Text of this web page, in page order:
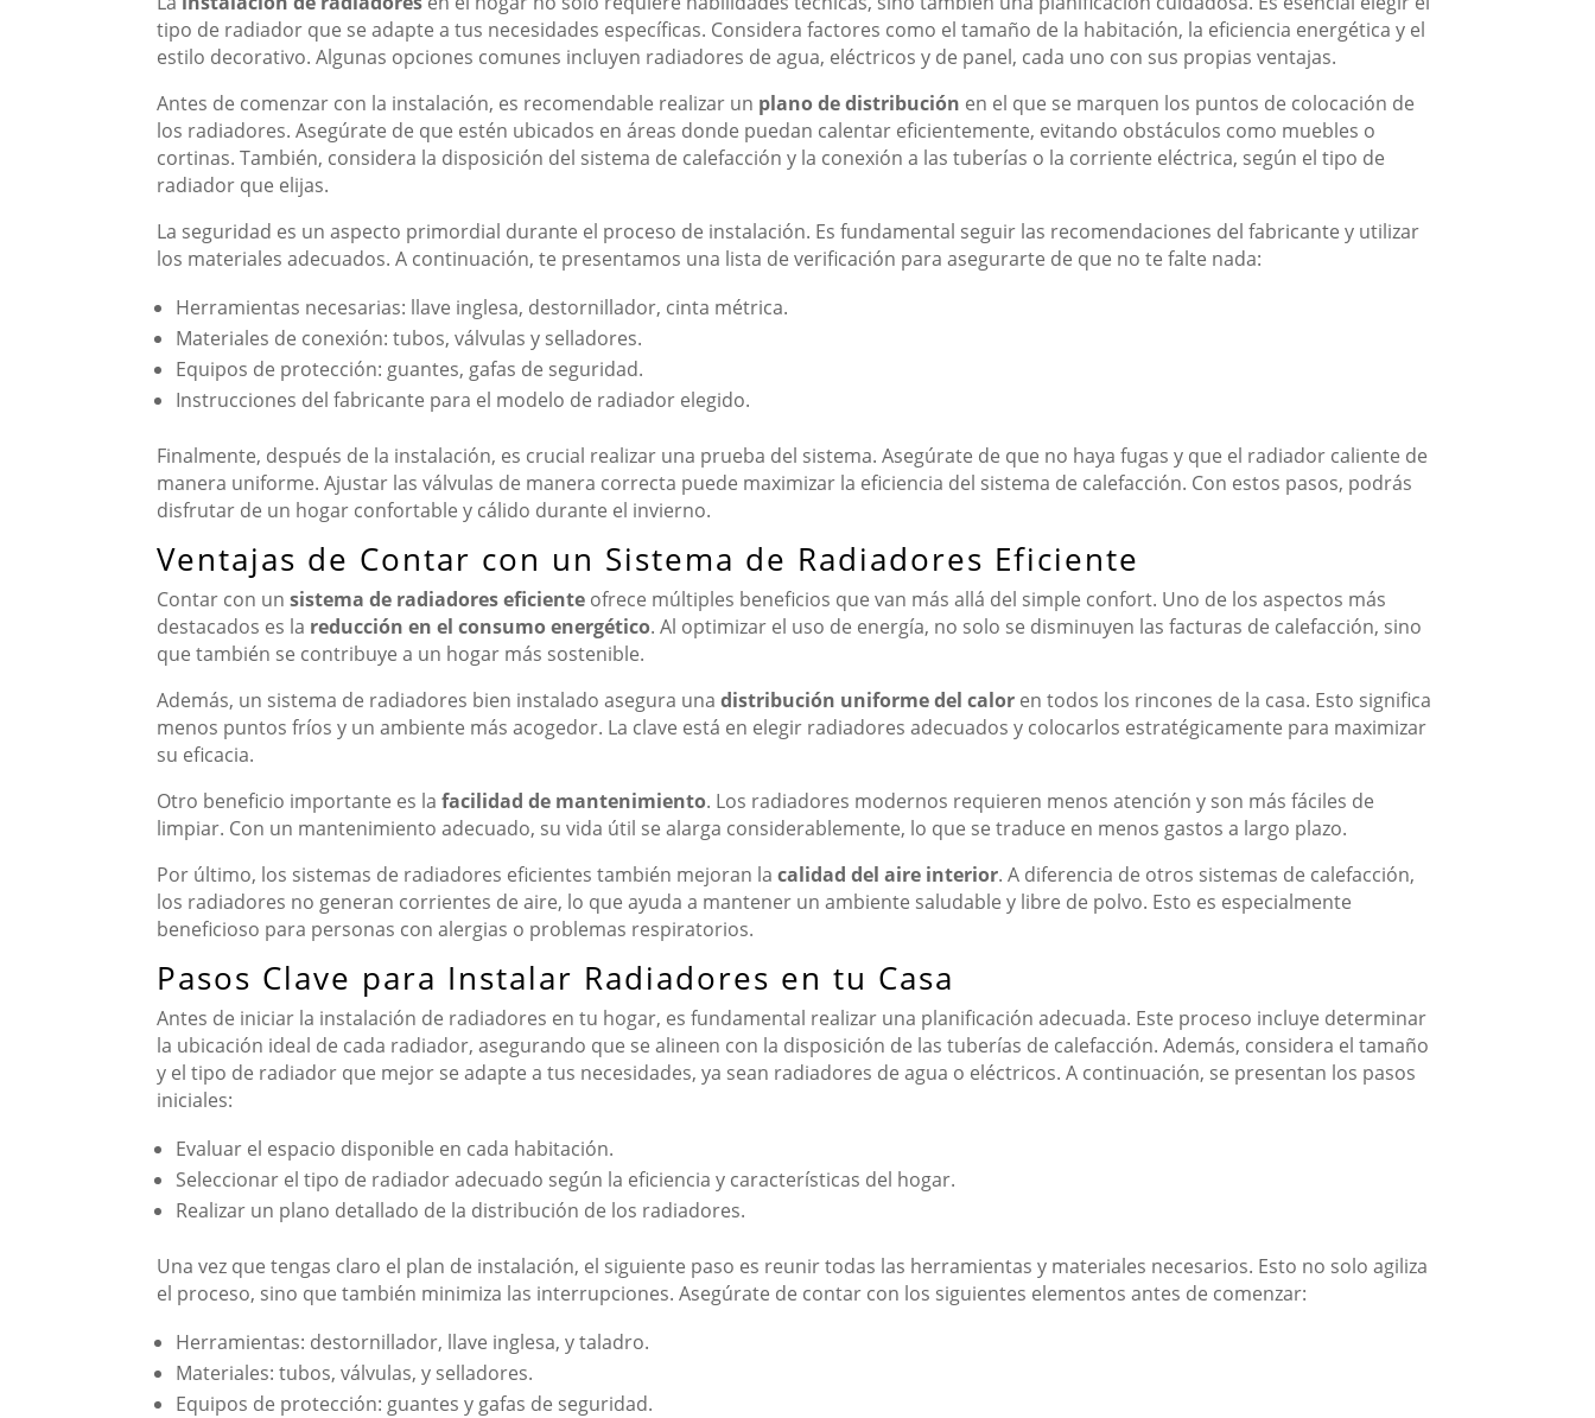
tipo de radiador que se adapte a tus necesidades específicas. Considera factores como el tamaño de la habitación, la eficiencia energética y el
estilo decorativo. Algunas opciones comunes incluyen radiadores de agua, eléctricos y de panel, cada uno con sus propias ventajas.
Antes de comenzar con la instalación, es recomendable realizar un plano de distribución en el que se marquen los puntos de colocación de
los radiadores. Asegúrate de que estén ubicados en áreas donde puedan calentar eficientemente, evitando obstáculos como muebles o
cortinas. También, considera la disposición del sistema de calefacción y la conexión a las tuberías o la corriente eléctrica, según el tipo de
radiador que elijas.
La seguridad es un aspecto primordial durante el proceso de instalación. Es fundamental seguir las recomendaciones del fabricante y utilizar
los materiales adecuados. A continuación, te presentamos una lista de verificación para asegurarte de que no te falte nada:
Herramientas necesarias: llave inglesa, destornillador, cinta métrica.
Materiales de conexión: tubos, válvulas y selladores.
Equipos de protección: guantes, gafas de seguridad.
Instrucciones del fabricante para el modelo de radiador elegido.
Finalmente, después de la instalación, es crucial realizar una prueba del sistema. Asegúrate de que no haya fugas y que el radiador caliente de
manera uniforme. Ajustar las válvulas de manera correcta puede maximizar la eficiencia del sistema de calefacción. Con estos pasos, podrás
disfrutar de un hogar confortable y cálido durante el invierno.
Ventajas de Contar con un Sistema de Radiadores Eficiente
Contar con un sistema de radiadores eficiente ofrece múltiples beneficios que van más allá del simple confort. Uno de los aspectos más
destacados es la reducción en el consumo energético. Al optimizar el uso de energía, no solo se disminuyen las facturas de calefacción, sino
que también se contribuye a un hogar más sostenible.
Además, un sistema de radiadores bien instalado asegura una distribución uniforme del calor en todos los rincones de la casa. Esto significa
menos puntos fríos y un ambiente más acogedor. La clave está en elegir radiadores adecuados y colocarlos estratégicamente para maximizar
su eficacia.
Otro beneficio importante es la facilidad de mantenimiento. Los radiadores modernos requieren menos atención y son más fáciles de
limpiar. Con un mantenimiento adecuado, su vida útil se alarga considerablemente, lo que se traduce en menos gastos a largo plazo.
Por último, los sistemas de radiadores eficientes también mejoran la calidad del aire interior. A diferencia de otros sistemas de calefacción,
los radiadores no generan corrientes de aire, lo que ayuda a mantener un ambiente saludable y libre de polvo. Esto es especialmente
beneficioso para personas con alergias o problemas respiratorios.
Pasos Clave para Instalar Radiadores en tu Casa
Antes de iniciar la instalación de radiadores en tu hogar, es fundamental realizar una planificación adecuada. Este proceso incluye determinar
la ubicación ideal de cada radiador, asegurando que se alineen con la disposición de las tuberías de calefacción. Además, considera el tamaño
y el tipo de radiador que mejor se adapte a tus necesidades, ya sean radiadores de agua o eléctricos. A continuación, se presentan los pasos
iniciales:
Evaluar el espacio disponible en cada habitación.
Seleccionar el tipo de radiador adecuado según la eficiencia y características del hogar.
Realizar un plano detallado de la distribución de los radiadores.
Una vez que tengas claro el plan de instalación, el siguiente paso es reunir todas las herramientas y materiales necesarios. Esto no solo agiliza
el proceso, sino que también minimiza las interrupciones. Asegúrate de contar con los siguientes elementos antes de comenzar:
Herramientas: destornillador, llave inglesa, y taladro.
Materiales: tubos, válvulas, y selladores.
Equipos de protección: guantes y gafas de seguridad.